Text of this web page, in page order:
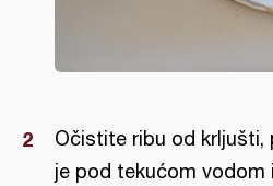
Očistite ribu od krljušti,
je pod tekućom vodom